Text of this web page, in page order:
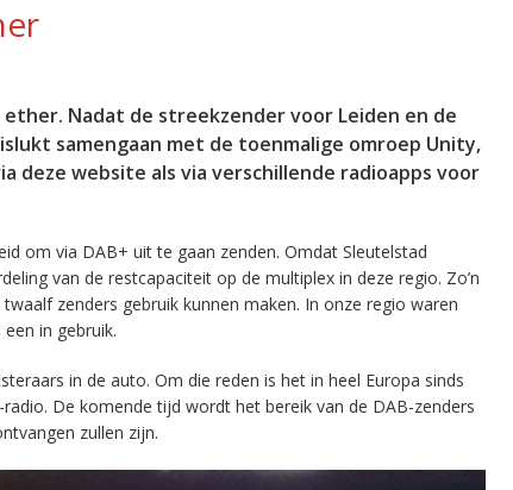
Nadat de streekzender voor Leiden en de
samengaan met de toenmalige omroep Unity,
website als via verschillende radioapps voor
om via DAB+ uit te gaan zenden. Omdat Sleutelstad
van de restcapaciteit op de multiplex in deze regio. Zo’n
zenders gebruik kunnen maken. In onze regio waren
in gebruik.
in de auto. Om die reden is het in heel Europa sinds
De komende tijd wordt het bereik van de DAB-zenders
zullen zijn.